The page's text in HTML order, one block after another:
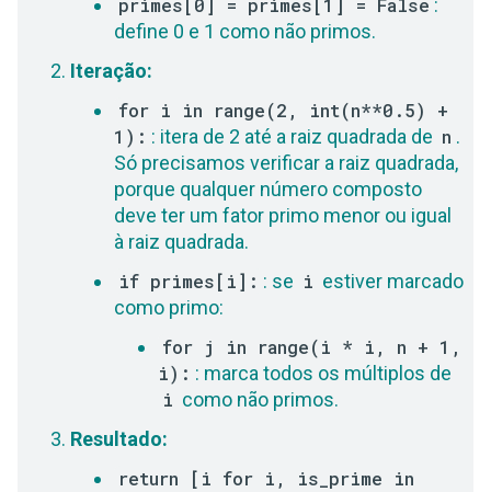
primes[0] = primes[1] = False :
define 0 e 1 como não primos.
Iteração:
for i in range(2, int(n**0.5) +
1): : itera de 2 até a raiz quadrada de n .
Só precisamos verificar a raiz quadrada,
porque qualquer número composto
deve ter um fator primo menor ou igual
à raiz quadrada.
if primes[i]: : se i estiver marcado
como primo:
for j in range(i * i, n + 1,
i): : marca todos os múltiplos de
i como não primos.
Resultado:
return [i for i, is_prime in